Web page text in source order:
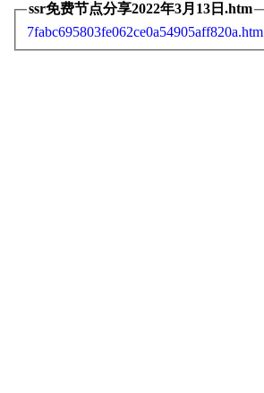
ssr免费节点分享2022年3月13日.htm
7fabc695803fe062ce0a54905aff820a.htm